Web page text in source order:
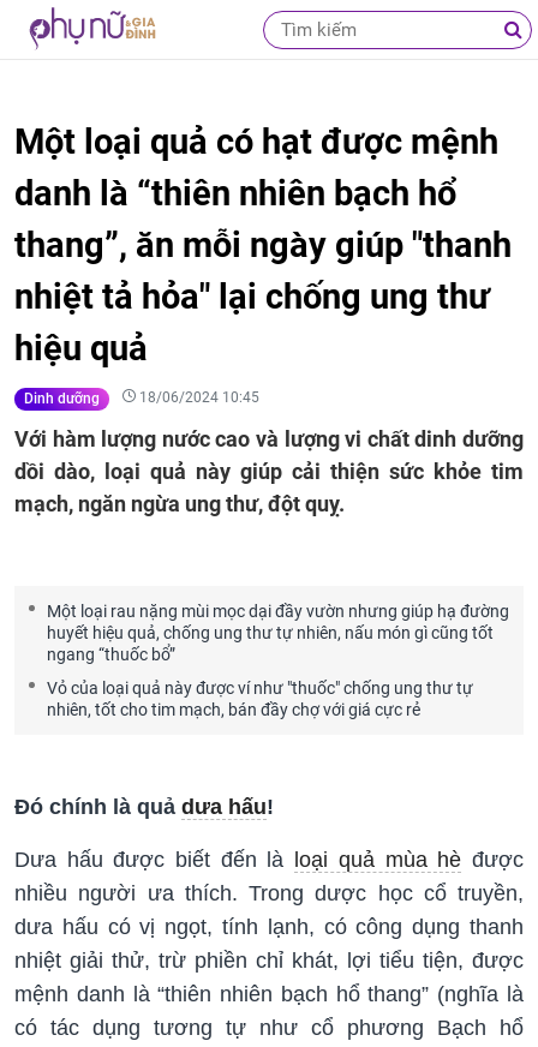
Một loại quả có hạt được mệnh
danh là “thiên nhiên bạch hổ
thang”, ăn mỗi ngày giúp "thanh
nhiệt tả hỏa" lại chống ung thư
hiệu quả
Dinh dưỡng 18/06/2024 10:45
Với hàm lượng nước cao và lượng vi chất dinh dưỡng
dồi dào, loại quả này giúp cải thiện sức khỏe tim
mạch, ngăn ngừa ung thư, đột quỵ.
Một loại rau nặng mùi mọc dại đầy vườn nhưng giúp hạ đường
huyết hiệu quả, chống ung thư tự nhiên, nấu món gì cũng tốt
ngang “thuốc bổ”
Vỏ của loại quả này được ví như "thuốc" chống ung thư tự
nhiên, tốt cho tim mạch, bán đầy chợ với giá cực rẻ
Đó chính là quả dưa hấu!
Dưa hấu được biết đến là loại quả mùa hè được
nhiều người ưa thích. Trong dược học cổ truyền,
dưa hấu có vị ngọt, tính lạnh, có công dụng thanh
nhiệt giải thử, trừ phiền chỉ khát, lợi tiểu tiện, được
mệnh danh là “thiên nhiên bạch hổ thang” (nghĩa là
có tác dụng tương tự như cổ phương Bạch hổ